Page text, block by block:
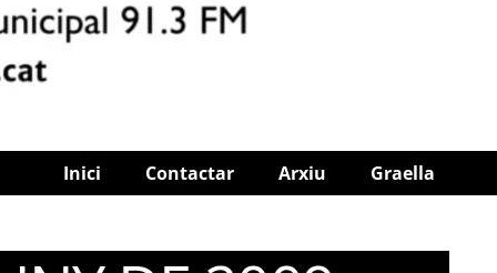
Inici Contactar Arxiu Graella